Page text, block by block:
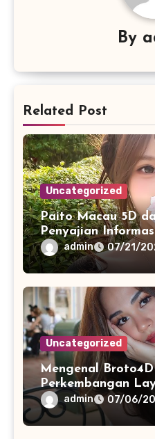
By
Related Post
Uncategorized
Paito Macau 5D
Penyajian
Visualisasi Data
admin 07/21/
Uncategorized
Mengenal Broto4D
Perkembangan
Berbasis Teknologi
admin 07/06/